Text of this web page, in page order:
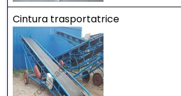
Cintura trasportatrice